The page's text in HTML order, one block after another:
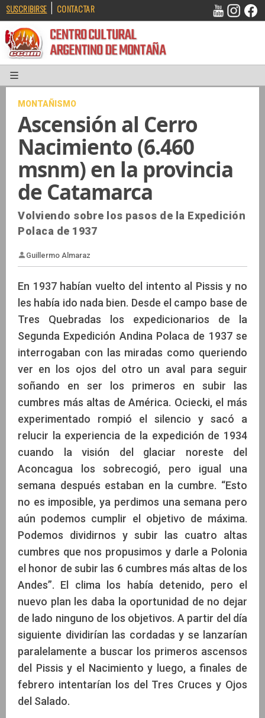
SUSCRIBIRSE | CONTACTAR
CENTRO CULTURAL
ARGENTINO DE MONTAÑA
MONTAÑISMO
Ascensión al Cerro
Nacimiento (6.460
msnm) en la provincia
de Catamarca
Volviendo sobre los pasos de la Expedición
Polaca de 1937
Guillermo Almaraz
En 1937 habían vuelto del intento al Pissis y no
les había ido nada bien. Desde el campo base de
Tres Quebradas los expedicionarios de la
Segunda Expedición Andina Polaca de 1937 se
interrogaban con las miradas como queriendo
ver en los ojos del otro un aval para seguir
soñando en ser los primeros en subir las
cumbres más altas de América. Ociecki, el más
experimentado rompió el silencio y sacó a
relucir la experiencia de la expedición de 1934
cuando la visión del glaciar noreste del
Aconcagua los sobrecogió, pero igual una
semana después estaban en la cumbre. “Esto
no es imposible, ya perdimos una semana pero
aún podemos cumplir el objetivo de máxima.
Podemos dividirnos y subir las cuatro altas
cumbres que nos propusimos y darle a Polonia
el honor de subir las 6 cumbres más altas de los
Andes”. El clima los había detenido, pero el
nuevo plan les daba la oportunidad de no dejar
de lado ninguno de los objetivos. A partir del día
siguiente dividirían las cordadas y se lanzarían
paralelamente a buscar los primeros ascensos
del Pissis y el Nacimiento y luego, a finales de
febrero intentarían los del Tres Cruces y Ojos
del Salado.